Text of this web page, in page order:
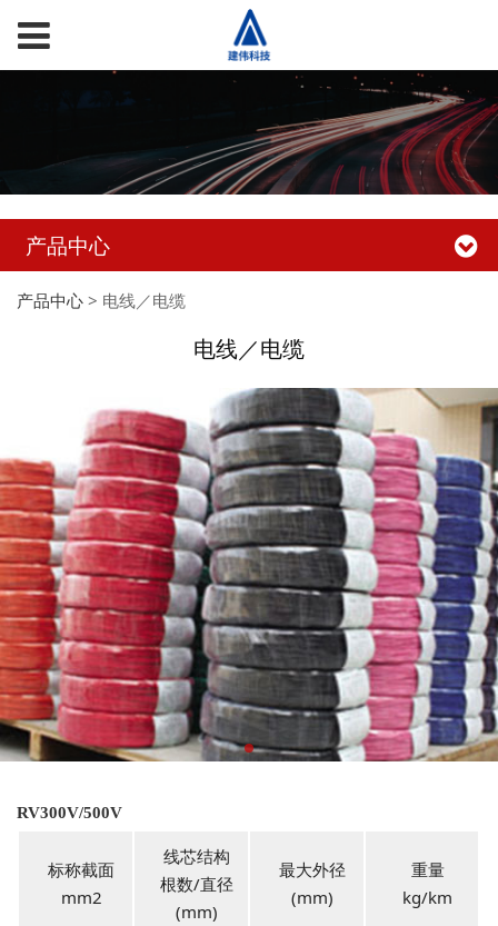
产品中心
产品中心 > 电线／电缆
电线／电缆
RV300V/500V
标称截面
mm2
线芯结构
根数/直径
(mm)
最大外径
(mm)
重量
kg/km